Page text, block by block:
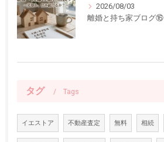
2026/08/03
離婚と持ち家ブログ⑯
タグ Tags
イエストア 不動産査定 無料 相続